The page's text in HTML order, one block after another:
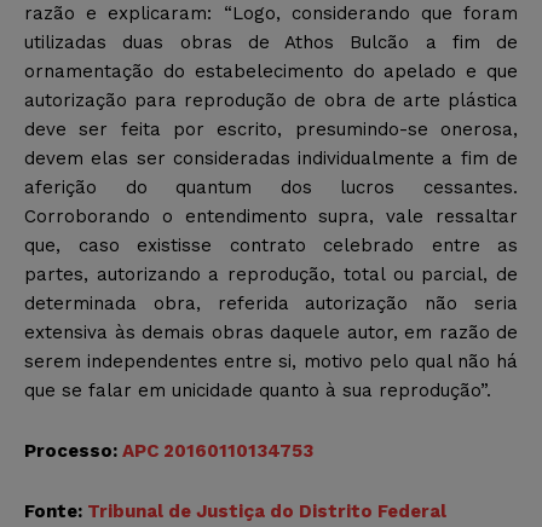
razão e explicaram: “Logo, considerando que foram
utilizadas duas obras de Athos Bulcão a fim de
ornamentação do estabelecimento do apelado e que
autorização para reprodução de obra de arte plástica
deve ser feita por escrito, presumindo-se onerosa,
devem elas ser consideradas individualmente a fim de
aferição do quantum dos lucros cessantes.
Corroborando o entendimento supra, vale ressaltar
que, caso existisse contrato celebrado entre as
partes, autorizando a reprodução, total ou parcial, de
determinada obra, referida autorização não seria
extensiva às demais obras daquele autor, em razão de
serem independentes entre si, motivo pelo qual não há
que se falar em unicidade quanto à sua reprodução”.
Processo: APC 20160110134753
Fonte: Tribunal de Justiça do Distrito Federal